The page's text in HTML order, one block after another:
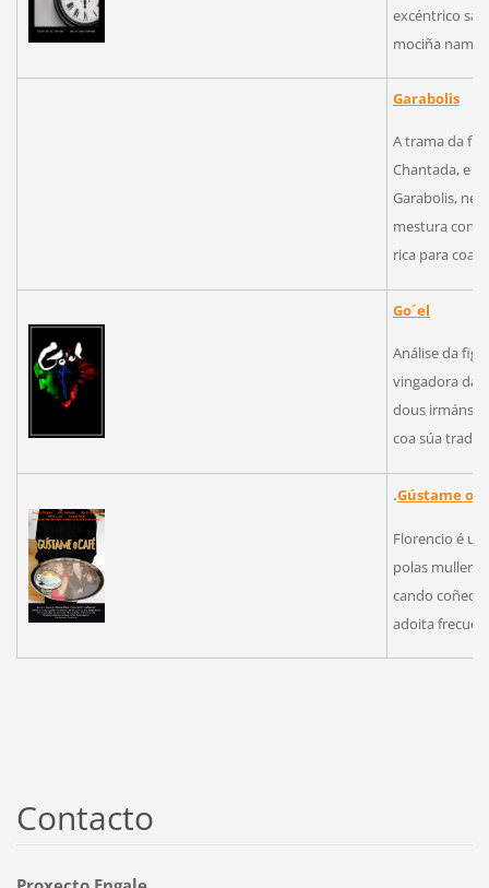
excéntrico
mociña
Garabolis
A trama da
Chantada, e
Garabolis,
mestura con
rica para coa
Go´el
Análise da
vingadora da
dous irmáns
coa súa
.Gústame o
Florencio é
polas
cando coñece
adoita
Contacto